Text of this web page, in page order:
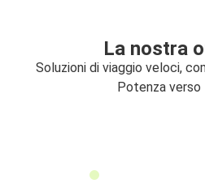
La nostra
Soluzioni di viaggio veloci,
Potenza verso